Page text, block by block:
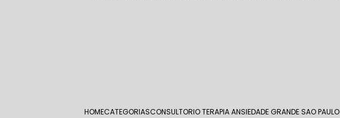
HOMECATEGORIASCONSULTORIO TERAPIA ANSIEDADE GRANDE SAO PAULO